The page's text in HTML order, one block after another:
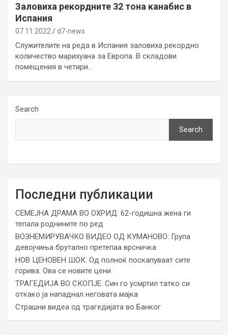
Заловиха рекордните 32 тона канабис в
Испания
07.11.2022 d7-news
Служителите на реда в Испания заловиха рекордно
количество марихуана за Европа. В складови
помещения в четири…
Search
Search
Последни публикации
СЕМЕЈНА ДРАМА ВО ОХРИД: 62-годишна жена ги
тепала роднините по ред
ВОЗНЕМИРУВАЧКО ВИДЕО ОД КУМАНОВО: Група
девојчиња брутално претепаа врсничка
НОВ ЦЕНОВЕН ШОК: Од полноќ поскапуваат сите
горива. Ова се новите цени
ТРАГЕДИЈА ВО СКОПЈЕ: Син го усмртил татко си
откако ја нападнал неговата мајка
Страшни видеа од трагедијата во Банког